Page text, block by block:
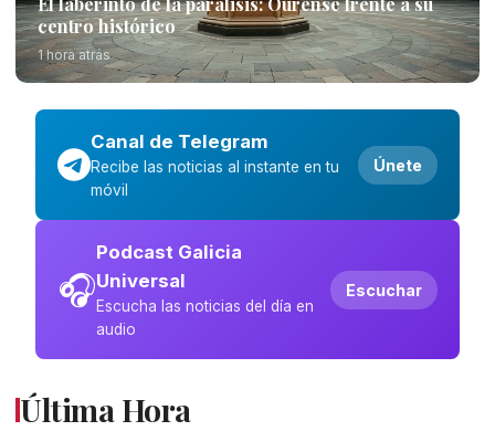
centro histórico
1 hora atrás
Canal de Telegram
Recibe las noticias al instante en tu
móvil
Únete
🎧
Podcast Galicia
Universal
Escucha las noticias del día en
audio
Escuchar
Última Hora